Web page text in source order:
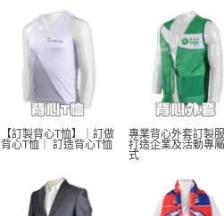
【訂製背心T恤】｜訂做
背心T恤｜ 訂造背心T恤
專業背心外套訂製
打造企業及活動專
式